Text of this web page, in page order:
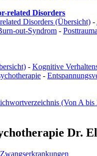
related Disorders
Disorders (Übersicht) -
out-Syndrom -
- Kognitive
-
(Von A bis
Dr.